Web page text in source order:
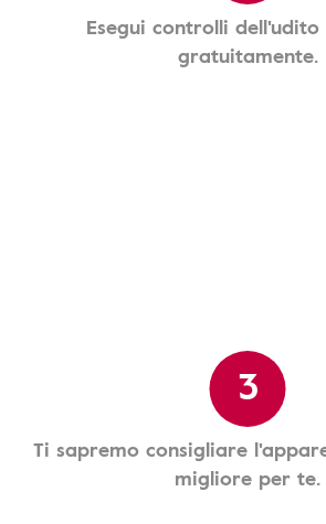
Esegui controlli
gratuitamente.
3
Ti sapremo consigliare
migliore per te.